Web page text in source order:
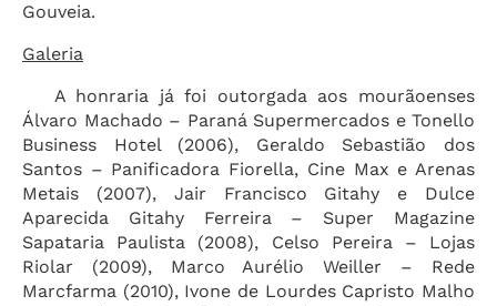
Gouveia.
Galeria
A honraria já foi outorgada aos mourãoenses
Álvaro Machado – Paraná Supermercados e Tonello
Business Hotel (2006), Geraldo Sebastião dos
Santos – Panificadora Fiorella, Cine Max e Arenas
Metais (2007), Jair Francisco Gitahy e Dulce
Aparecida Gitahy Ferreira – Super Magazine
Sapataria Paulista (2008), Celso Pereira – Lojas
Riolar (2009), Marco Aurélio Weiller – Rede
Marcfarma (2010), Ivone de Lourdes Capristo Malho